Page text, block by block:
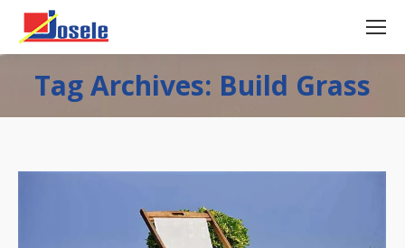
Tag Archives: Build Grass